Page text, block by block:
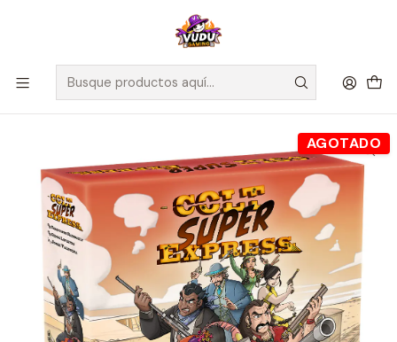
🚀 ¡Despachamos a todo Chile! Envío GRATIS a Regiones sobre
$100.000 y a RM sobre $35.000
Inicio Juegos de Mesa Competitivos
Colt Super Express - Español
AGOTADO